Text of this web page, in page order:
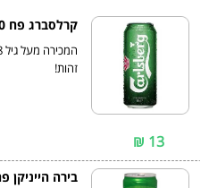
קרלסברג פח 500 מ״ל
זהות!
13 ₪
בירה הייניקן פחיות